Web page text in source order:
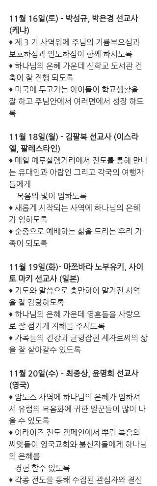
11월 16일(토) - 박성규, 박은경 선교사
(케냐)
♦ 제 3 기 사역위에 주님의 기름부으심과
보호하심과 인도하심이 함께 하시도록
♦ 하나님의 은혜 가운데 신학교 도서관 건
축이 잘 진행 되도록
♦ 미국에 두고가는 아이들이 학교생활을
잘 하고 주님안에서 여러면에서 성장 하도
록
11월 18일(월) - 김팔복 선교사 (이스라
엘, 팔레스타인)
♦ 매일 예루살렘거리에서 전도를 통해 만나
는 유대인과 아랍인 그리고 각국의 여행자
들에게
    복음의 빛이 임하도록
♦ 새롭게 시작되는 사역에 하나님의 은혜
가 임하도록
♦ 순종으로 예배하는 삶을 드리는 우리 가
족이 되도록
11월 19일(화)- 마쯔바라 노부유키, 사이
토 마키 선교사 (일본)
♦ 기도와 말씀으로 충만하여 맡겨진 사역
을 잘 감당하도록
♦ 하나님의 은혜 가운데 영혼들을 사랑으
로 잘 섬기게 지혜를 주시도록
♦ 가족들의 건강과 균형잡힌 제자로써의 삶
을 잘 살아갈수 있도록
11월 20일(수) – 최종상, 윤명희 선교사
(영국)
♦ 암노스 사역에 하나님의 은혜가 임하셔
서 유럽의 복음화에 귀한 일꾼들이 많이 나
올 수 있도록
♦ 어라이즈 전도 켐페인에서 뿌린 복음의
씨앗들이 영국교회와 불신자들에게 하나님
의 은혜를
   경험 할수 있도록
♦ 각종 전도를 통해 수집된 관심자와 결신